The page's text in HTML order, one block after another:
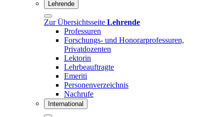
Lehrende
Zur Übersichtsseite Lehrende
Professuren
Forschungs- und Honorarprofessuren,
Privatdozenten
Lektorin
Lehrbeauftragte
Emeriti
Personenverzeichnis
Nachrufe
International